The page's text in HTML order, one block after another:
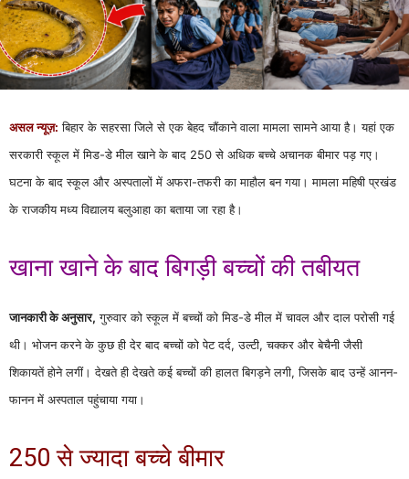
असल न्यूज़: बिहार के सहरसा जिले से एक बेहद चौंकाने वाला मामला सामने आया है। यहां एक
सरकारी स्कूल में मिड-डे मील खाने के बाद 250 से अधिक बच्चे अचानक बीमार पड़ गए।
घटना के बाद स्कूल और अस्पतालों में अफरा-तफरी का माहौल बन गया। मामला महिषी प्रखंड
के राजकीय मध्य विद्यालय बलुआहा का बताया जा रहा है।
खाना खाने के बाद बिगड़ी बच्चों की तबीयत
जानकारी के अनुसार, गुरुवार को स्कूल में बच्चों को मिड-डे मील में चावल और दाल परोसी गई
थी। भोजन करने के कुछ ही देर बाद बच्चों को पेट दर्द, उल्टी, चक्कर और बेचैनी जैसी
शिकायतें होने लगीं। देखते ही देखते कई बच्चों की हालत बिगड़ने लगी, जिसके बाद उन्हें आनन-
फानन में अस्पताल पहुंचाया गया।
250 से ज्यादा बच्चे बीमार